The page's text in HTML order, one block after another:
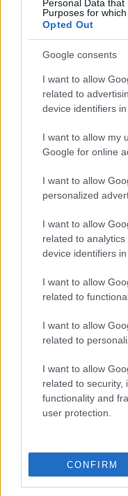
Personal Data
Purposes for
Opted Out
Google consents
I want to allow
related to
device identifiers in
I want to allow my
Google for online
I want to allow
personalized
I want to allow
related to
device identifiers in
I want to allow
related to
I want to allow
related to
I want to allow
related to security,
functionality and
user protection.
CONFIRM
αμερικανικού
ποσοστό μόλυνσης
είχαν αρνητικό
αεροσκάφος,
αέρα, ο κίνδυνος
κρούσμα στο ένα